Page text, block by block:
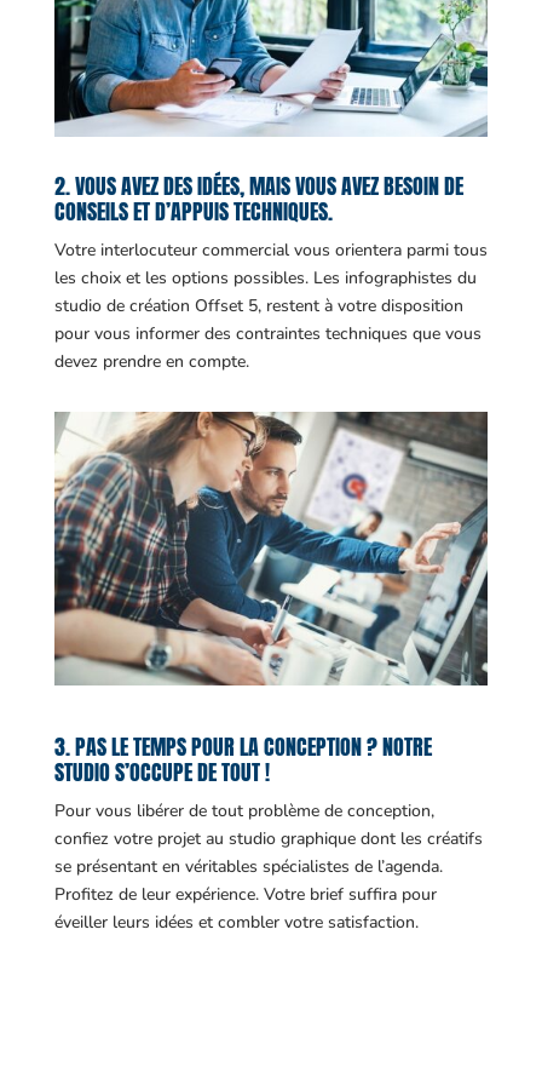
2. VOUS AVEZ DES IDÉES, MAIS VOUS AVEZ BESOIN DE
CONSEILS ET D’APPUIS TECHNIQUES.
Votre interlocuteur commercial vous orientera parmi tous
les choix et les options possibles. Les infographistes du
studio de création Offset 5, restent à votre disposition
pour vous informer des contraintes techniques que vous
devez prendre en compte.
3. PAS LE TEMPS POUR LA CONCEPTION ? NOTRE
STUDIO S’OCCUPE DE TOUT !
Pour vous libérer de tout problème de conception,
confiez votre projet au studio graphique dont les créatifs
se présentant en véritables spécialistes de l’agenda.
Profitez de leur expérience. Votre brief suffira pour
éveiller leurs idées et combler votre satisfaction.